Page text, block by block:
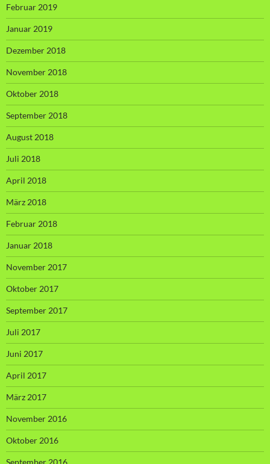
Februar 2019
Januar 2019
Dezember 2018
November 2018
Oktober 2018
September 2018
August 2018
Juli 2018
April 2018
März 2018
Februar 2018
Januar 2018
November 2017
Oktober 2017
September 2017
Juli 2017
Juni 2017
April 2017
März 2017
November 2016
Oktober 2016
September 2016